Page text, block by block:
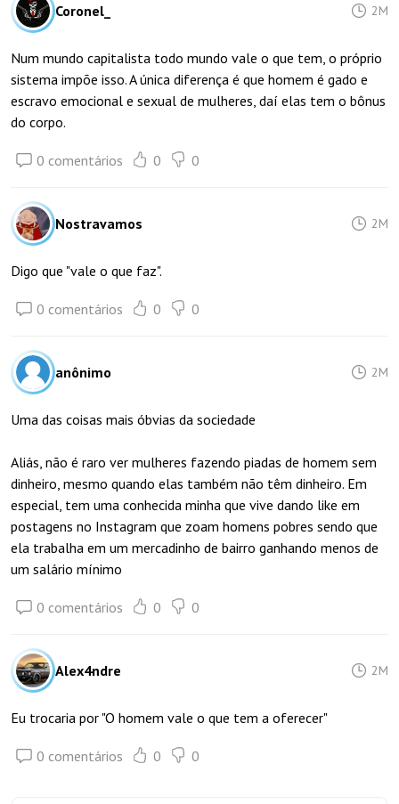
Coronel_ 2M
Num mundo capitalista todo mundo vale o que tem, o próprio
sistema impõe isso. A única diferença é que homem é gado e
escravo emocional e sexual de mulheres, daí elas tem o bônus
do corpo.
0 comentários 0 0
Nostravamos 2M
Digo que "vale o que faz".
0 comentários 0 0
anônimo 2M
Uma das coisas mais óbvias da sociedade
Aliás, não é raro ver mulheres fazendo piadas de homem sem
dinheiro, mesmo quando elas também não têm dinheiro. Em
especial, tem uma conhecida minha que vive dando like em
postagens no Instagram que zoam homens pobres sendo que
ela trabalha em um mercadinho de bairro ganhando menos de
um salário mínimo
0 comentários 0 0
Alex4ndre 2M
Eu trocaria por "O homem vale o que tem a oferecer"
0 comentários 0 0